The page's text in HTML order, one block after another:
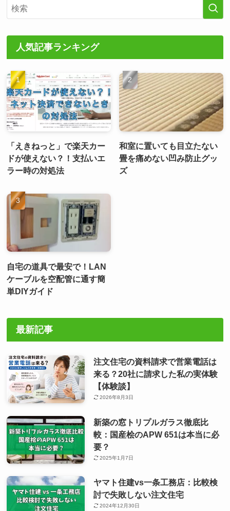
人気記事ランキング
「えきねっと」で楽天カー
ドが使えない？！支払いエ
ラー時の対処法
和室に置いても目立たない
畳を痛めない凹み防止グッ
ズ
自宅の道具で最安で！LAN
ケーブルを空配管に通す簡
単DIYガイド
最新記事
注文住宅の資料請求で営業電話は
来る？20社に請求した私の実体験
【体験談】
2026年8月3日
新築の窓トリプルガラス徹底比
較：国産桧のAPW 651は本当に必
要？
2025年1月7日
ヤマト住建vs一条工務店：比較検
討で失敗しない注文住宅
2024年12月30日